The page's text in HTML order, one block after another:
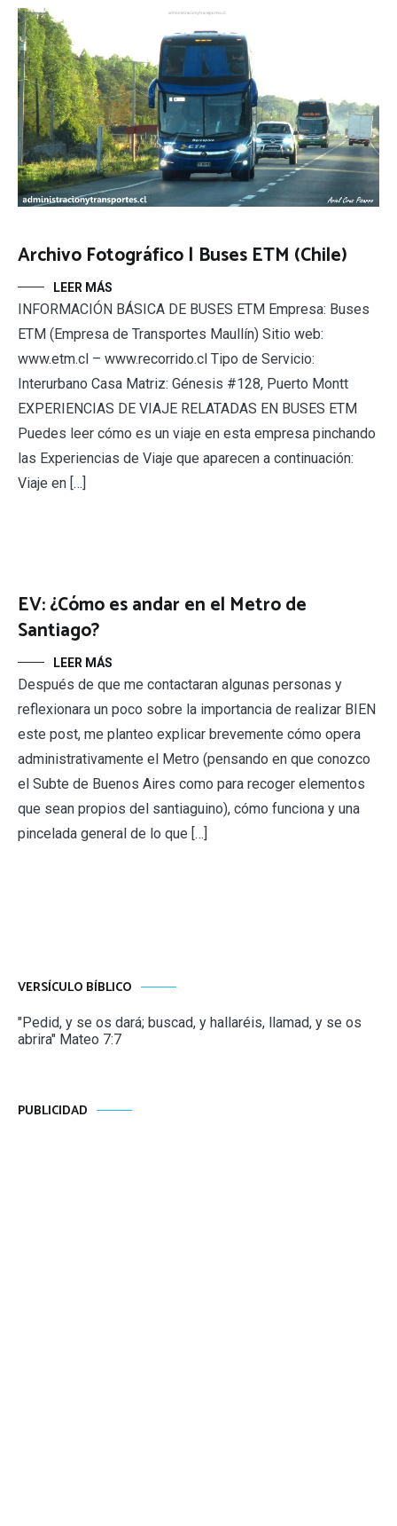
Archivo Fotográfico | Buses ETM (Chile)
LEER MÁS
INFORMACIÓN BÁSICA DE BUSES ETM Empresa: Buses
ETM (Empresa de Transportes Maullín) Sitio web:
www.etm.cl – www.recorrido.cl Tipo de Servicio:
Interurbano Casa Matriz: Génesis #128, Puerto Montt
EXPERIENCIAS DE VIAJE RELATADAS EN BUSES ETM
Puedes leer cómo es un viaje en esta empresa pinchando
las Experiencias de Viaje que aparecen a continuación:
Viaje en […]
EV: ¿Cómo es andar en el Metro de
Santiago?
LEER MÁS
Después de que me contactaran algunas personas y
reflexionara un poco sobre la importancia de realizar BIEN
este post, me planteo explicar brevemente cómo opera
administrativamente el Metro (pensando en que conozco
el Subte de Buenos Aires como para recoger elementos
que sean propios del santiaguino), cómo funciona y una
pincelada general de lo que […]
VERSÍCULO BÍBLICO
"Pedid, y se os dará; buscad, y hallaréis, llamad, y se os
abrira" Mateo 7:7
PUBLICIDAD